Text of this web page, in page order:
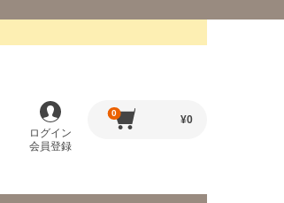
ログイン
会員登録
0
¥0